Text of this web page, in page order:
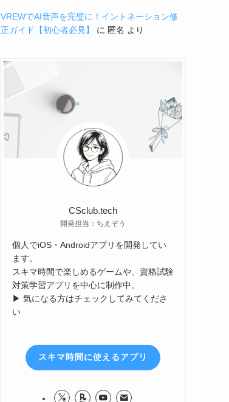
VREWでAI音声を完璧に！イントネーション修
正ガイド【初心者必見】
に 匿名 より
CSclub.tech
開発担当：ちえぞう
個人でiOS・Androidアプリを開発してい
ます。
スキマ時間で楽しめるゲームや、資格試験
対策学習アプリを中心に制作中。
▶ 気になる方はチェックしてみてくださ
い
スキマ時間に使えるアプリ